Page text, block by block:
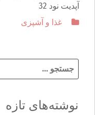
آپدیت نود 32
غذا و آشپزی
س
و
نوشته‌های تازه